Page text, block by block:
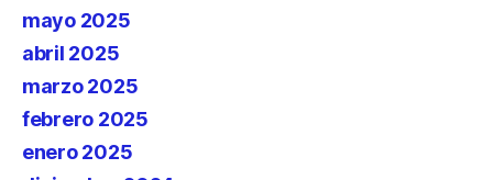
mayo 2025
abril 2025
marzo 2025
febrero 2025
enero 2025